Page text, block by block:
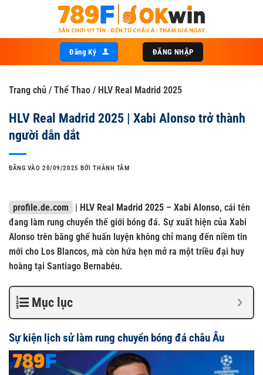
nội
Đăng Ký ĐĂNG NHẬP
Trang chủ / Thể Thao / HLV Real Madrid 2025
HLV Real Madrid 2025 | Xabi Alonso trở thành
người dẫn dắt
ĐĂNG VÀO20/09/2025 BỞITHÀNH TÂM
profile.de.com | HLV Real Madrid 2025 – Xabi Alonso, cái tên
đang làm rung chuyển thế giới bóng đá. Sự xuất hiện của Xabi
Alonso trên băng ghế huấn luyện không chỉ mang đến niềm tin
mới cho Los Blancos, mà còn hứa hẹn mở ra một triều đại huy
hoàng tại Santiago Bernabéu.
Mục lục
Sự kiện lịch sử làm rung chuyển bóng đá châu Âu